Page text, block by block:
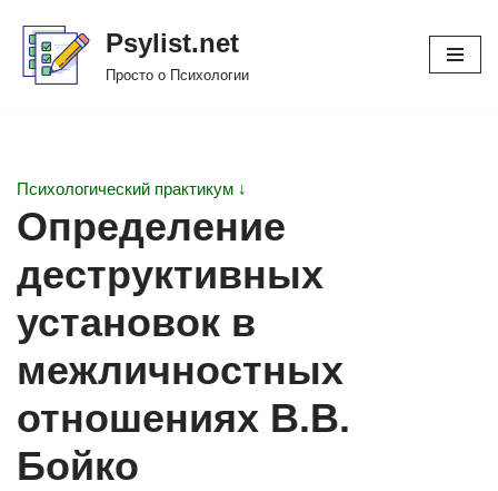
Перейти
Psylist.net
Просто о Психологии
Психологический практикум ↓
Определение
деструктивных
установок в
межличностных
отношениях В.В.
Бойко